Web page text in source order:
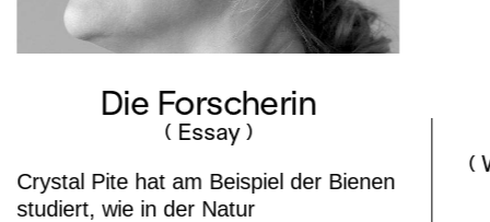
Die Forscherin
( Essay )
Crystal Pite hat am Beispiel der Bienen
studiert, wie in der Natur
(